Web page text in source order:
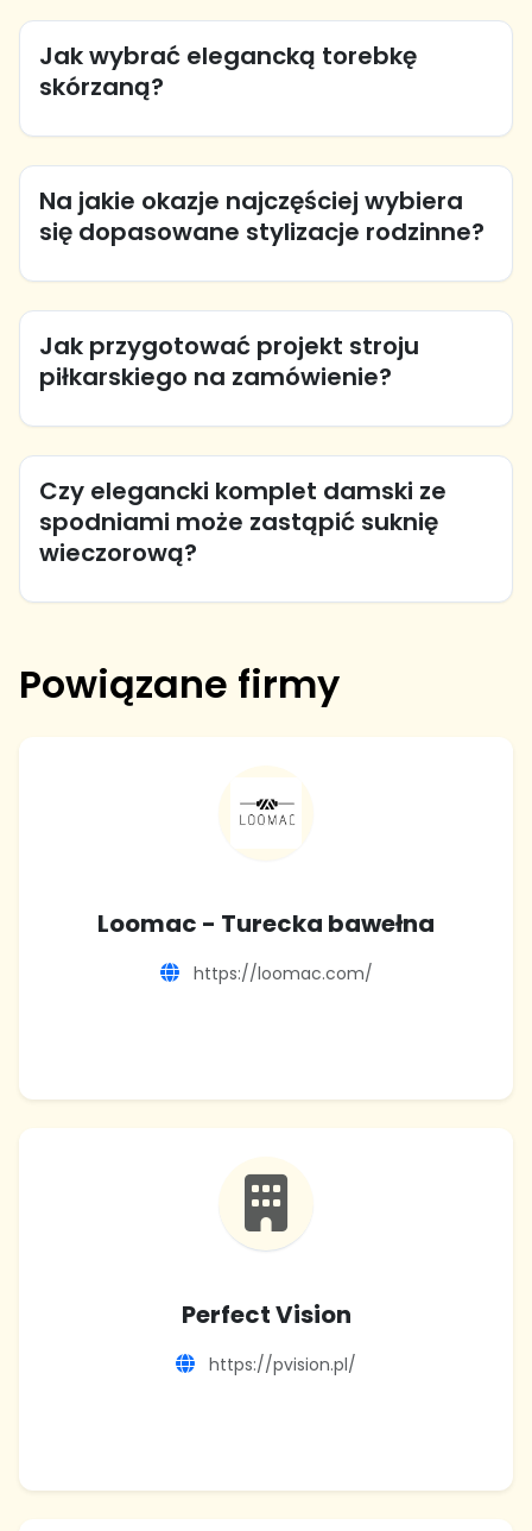
Jak wybrać elegancką torebkę
skórzaną?
Na jakie okazje najczęściej wybiera
się dopasowane stylizacje rodzinne?
Jak przygotować projekt stroju
piłkarskiego na zamówienie?
Czy elegancki komplet damski ze
spodniami może zastąpić suknię
wieczorową?
Powiązane firmy
Loomac - Turecka bawełna
https://loomac.com/
Perfect Vision
https://pvision.pl/